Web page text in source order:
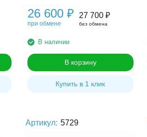
26 600 ₽
при обмене
27 700 ₽
без обмена
В наличии
В корзину
Купить в 1 клик
Артикул: 5729